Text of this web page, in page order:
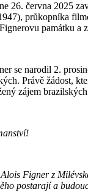
26. června 2025
průkopníka
památku a
se narodil 2.
Právě žádost,
zájem
Figner z
postarají a